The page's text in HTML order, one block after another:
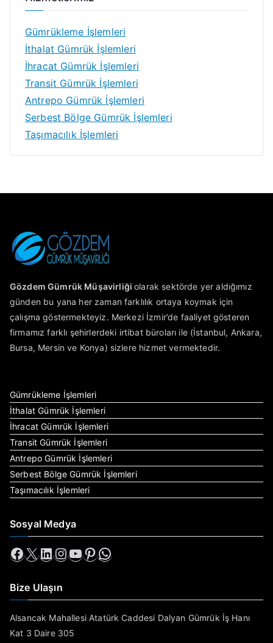
Gümrükleme İşlemleri
İthalat Gümrük İşlemleri
İhracat Gümrük İşlemleri
Transit Gümrük İşlemleri
Antrepo Gümrük İşlemleri
Serbest Bölge Gümrük İşlemleri
Taşımacılık İşlemleri
Gözdem Gümrük Müşavirliğiolarak sektörde yer aldığımız
günden bu yana her zaman farklılık ortaya koymak için
çalışma göstermekteyiz. Merkezi İzmir’de faaliyet gösteren
firmamız farklı şehirlerdeki irtibat büroları ile (İstanbul, Ankara,
Bursa, Mersin ve Konya) sizlere hizmet vermektedir.
Gümrükleme İşlemleri
İthalat Gümrük İşlemleri
İhracat Gümrük İşlemleri
Transit Gümrük İşlemleri
Antrepo Gümrük İşlemleri
Serbest Bölge Gümrük İşlemleri
Taşımacılık İşlemleri
Sosyal Medya
Bize Ulaşın
Alsancak Mahallesi Atatürk Caddesi Dalyan Gümrük İş Hanı
Kat 3 Daire 305